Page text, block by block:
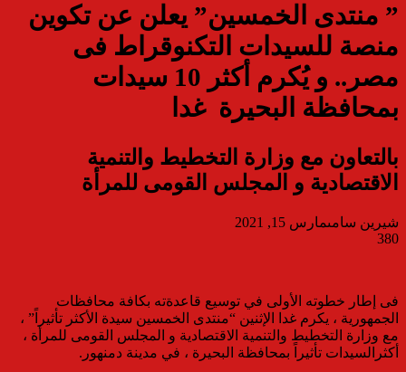
” منتدى الخمسين” يعلن عن تكوين
منصة للسيدات التكنوقراط فى
مصر.. و يُكرم أكثر 10 سيدات
بمحافظة البحيرة غدا
بالتعاون مع وزارة التخطيط والتنمية
الاقتصادية و المجلس القومى للمرأة
شيرين سامىمارس 15, 2021
380
فى إطار خطوته الأولى في توسيع قاعدةته بكافة محافظات
الجمهورية ، يكرم غدا الإثنين “منتدى الخمسين سيدة الأكثر تأثيراً” ،
مع وزارة التخطيط والتنمية الاقتصادية و المجلس القومى للمرأة ،
أكثرالسيدات تأثيراً بمحافظة البحيرة ، في مدينة دمنهور.